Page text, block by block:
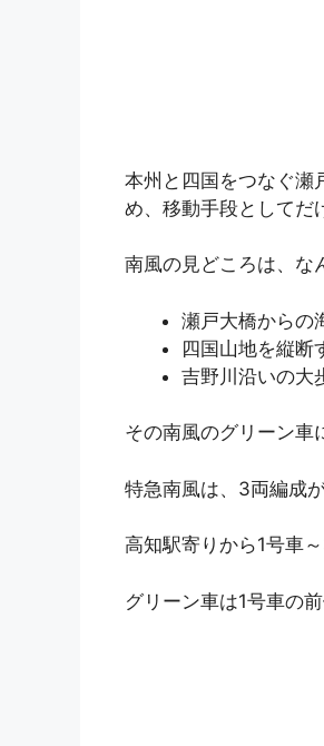
本州と四国をつなぐ瀬
め、移動手段としてだ
南風の見どころは、な
瀬戸大橋からの
四国山地を縦断
吉野川沿いの大
その南風のグリーン車
特急南風は、3両編成が
高知駅寄りから1号車
グリーン車は1号車の